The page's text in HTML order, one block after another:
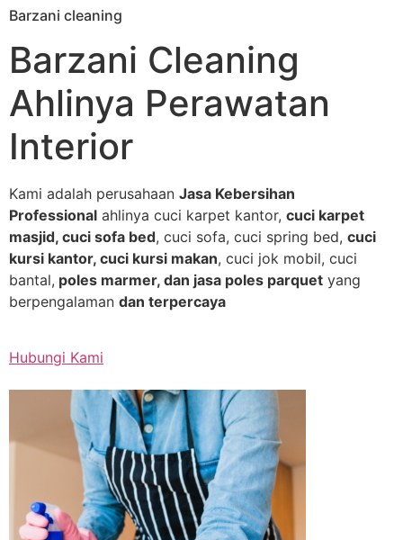
Skip
content
Barzani cleaning
Barzani Cleaning
Ahlinya Perawatan
Interior
Kami adalah perusahaan Jasa Kebersihan
Professional ahlinya cuci karpet kantor, cuci karpet
masjid, cuci sofa bed, cuci sofa, cuci spring bed, cuci
kursi kantor, cuci kursi makan, cuci jok mobil, cuci
bantal, poles marmer, dan jasa poles parquet yang
berpengalaman dan terpercaya
Hubungi Kami